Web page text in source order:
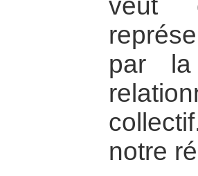
veut
par la
notre